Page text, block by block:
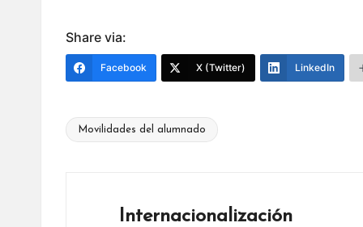
Share via:
Facebook X (Twitter) LinkedIn
Etiquetas:
Movilidades del alumnado
Internacionalización